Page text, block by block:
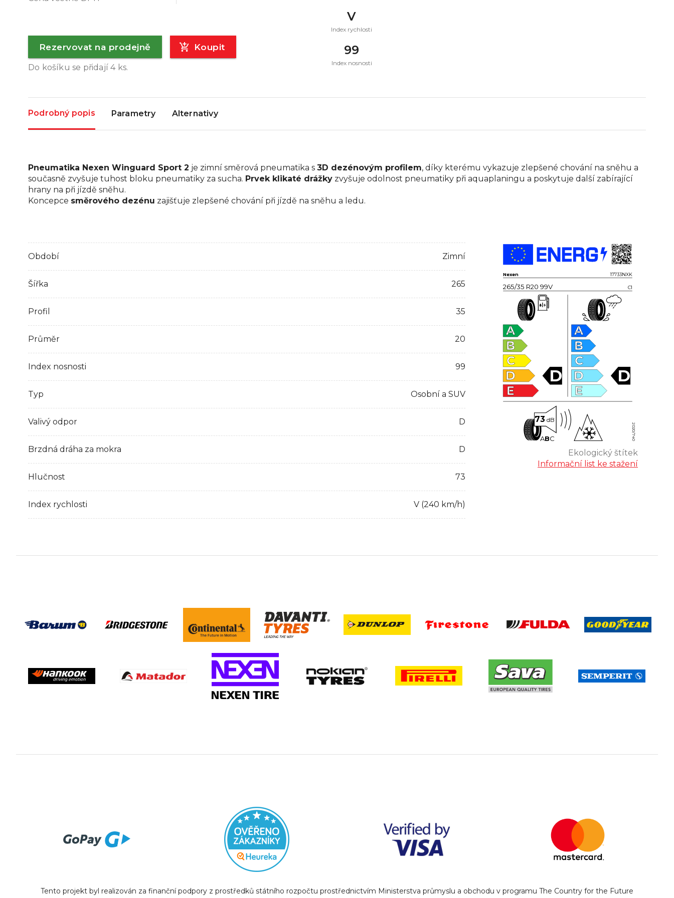
Rezervovat na prodejně Koupit
Do košíku se přidají4ks.
V
Index rychlosti
99
Index nosnosti
Podrobný popis Parametry Alternativy
Pneumatika Nexen Winguard Sport 2 je zimní směrová pneumatika s 3D dezénovým profilem, díky kterému vykazuje zlepšené chování na sněhu a
současně zvyšuje tuhost bloku pneumatiky za sucha. Prvek klikaté drážky zvyšuje odolnost pneumatiky při aquaplaningu a poskytuje další zabírající
hrany na při jízdě sněhu.
Koncepce směrového dezénu zajišťuje zlepšené chování při jízdě na sněhu a ledu.
Období Zimní
Šířka 265
Profil 35
Průměr 20
Index nosnosti 99
Typ Osobní a SUV
Valivý odpor D
Brzdná dráha za mokra D
Hlučnost 73
Index rychlosti V (240 km/h)
Nexen 17733NXK
265/35 R20 99V C1
A
B
C
D
E
D
A
B
C
D
E
D
73 dB
ABC 2020/740
Ekologický štítek
Informační list ke stažení
Tento projekt byl realizován za finanční podpory z prostředků státního rozpočtu prostřednictvím Ministerstva průmyslu a obchodu v programu The Country for the Future